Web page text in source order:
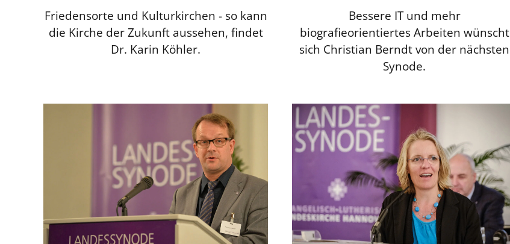
Friedensorte und Kulturkirchen - so kann
die Kirche der Zukunft aussehen, findet
Dr. Karin Köhler.
Bessere IT und mehr
biografieorientiertes Arbeiten wünscht
sich Christian Berndt von der nächsten
Synode.